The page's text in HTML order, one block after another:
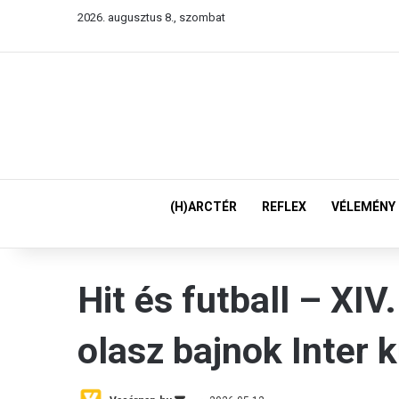
2026. augusztus 8., szombat
(H)ARCTÉR REFLEX VÉLEMÉNY
Hit és futball –
olasz bajnok Inter